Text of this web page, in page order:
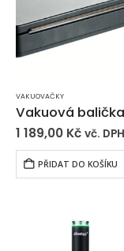
VAKUOVAČKY
1 189,00 Kč vč. DPH
PŘIDAT DO KOŠÍKU